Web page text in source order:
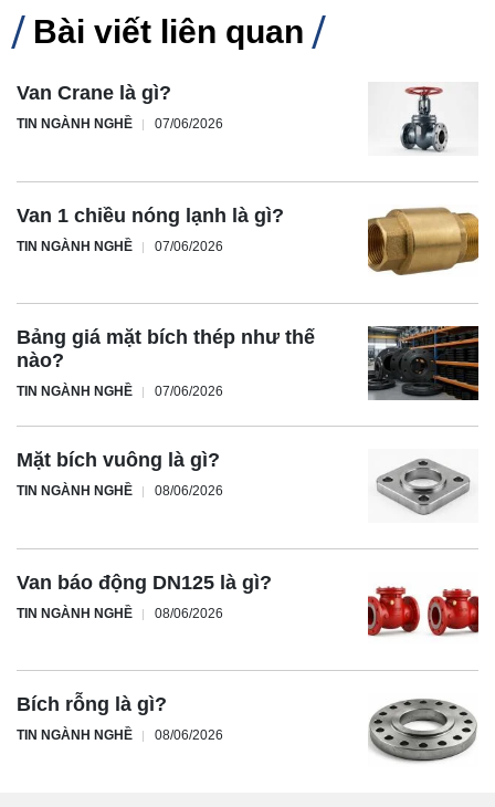
Bài viết liên quan
Van Crane là gì?
TIN NGÀNH NGHỀ 07/06/2026
Van 1 chiều nóng lạnh là gì?
TIN NGÀNH NGHỀ 07/06/2026
Bảng giá mặt bích thép như thế
nào?
TIN NGÀNH NGHỀ 07/06/2026
Mặt bích vuông là gì?
TIN NGÀNH NGHỀ 08/06/2026
Van báo động DN125 là gì?
TIN NGÀNH NGHỀ 08/06/2026
Bích rỗng là gì?
TIN NGÀNH NGHỀ 08/06/2026